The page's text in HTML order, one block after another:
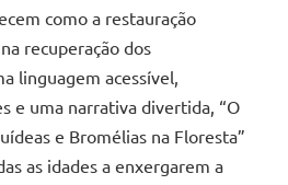
como a restauração
recuperação dos
linguagem acessível,
e uma narrativa divertida, “O
e Bromélias na Floresta”
as idades a enxergarem a